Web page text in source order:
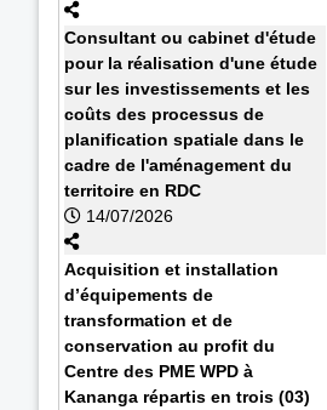
Consultant ou cabinet d'étude
pour la réalisation d'une étude
sur les investissements et les
coûts des processus de
planification spatiale dans le
cadre de l'aménagement du
territoire en RDC
14/07/2026
Acquisition et installation
d’équipements de
transformation et de
conservation au profit du
Centre des PME WPD à
Kananga répartis en trois (03)